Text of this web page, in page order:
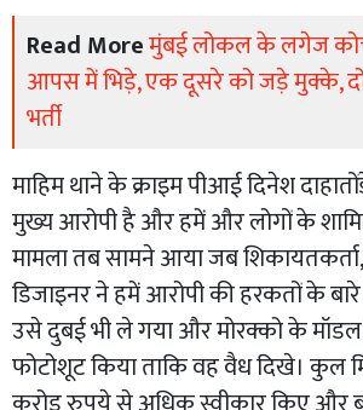
Read Moreमुंबई लोकल के लगेज कोच
आपस में भिड़े, एक दूसरे को जड़े मुक्के,
भर्ती
माहिम थाने के क्राइम पीआई दिनेश
मुख्य आरोपी है और हमें और लोगों के
मामला तब सामने आया जब
डिजाइनर ने हमें आरोपी की हरकतों के
उसे दुबई भी ले गया और मोरक्को के
फोटोशूट किया ताकि वह वैध दिखे। कुल